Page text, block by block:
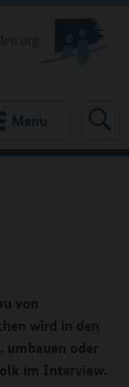
Menu
von
wird in den
umbauen oder
im Interview.